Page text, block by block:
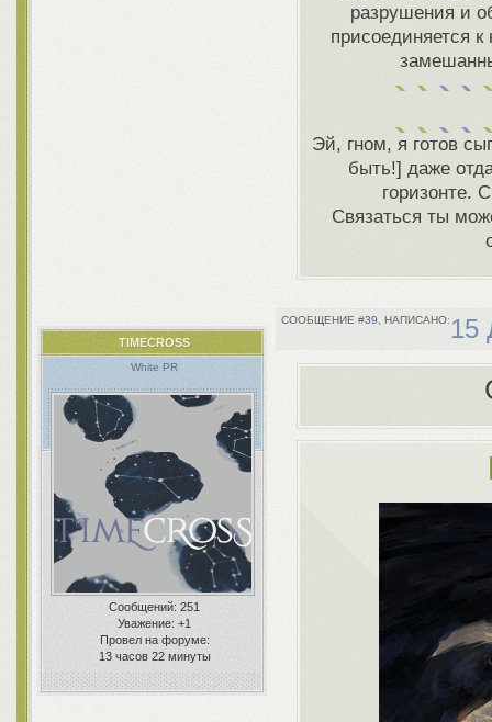
разрушения и
присоединяется
Эй, гном, я готов
быть!] даже
горизонте.
Связаться ты
39 15
TIMECROSS
White PR
Сообщений: 251
Уважение: +1
Провел на форуме:
13 часов 22 минуты